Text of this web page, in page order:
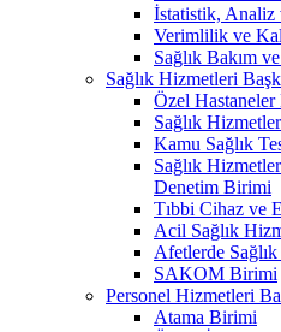
İstatistik, Analiz
Verimlilik ve
Sağlık Bakım
Sağlık Hizmetleri
Özel
Sağlık
Kamu Sağlık
Sağlık
Denetim Birimi
Tıbbi Cihaz ve
Acil Sağlık
Afetlerde
SAKOM Birimi
Personel Hizmetleri
Atama Birimi